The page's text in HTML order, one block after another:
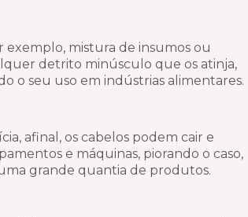
mistura de insumos ou
detrito minúsculo que os atinja,
o seu uso em indústrias alimentares.
afinal, os cabelos podem cair e
e máquinas, piorando o caso,
grande quantia de produtos.